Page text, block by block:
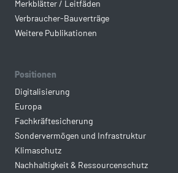
Merkblätter / Leitfäden
Verbraucher-Bauverträge
Weitere Publikationen
Positionen
Digitalisierung
Europa
Fachkräftesicherung
Sondervermögen und Infrastruktur
Klimaschutz
Nachhaltigkeit & Ressourcenschutz